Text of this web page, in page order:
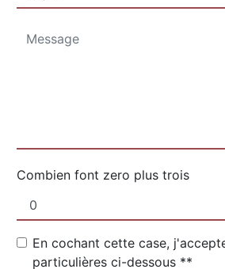
Combien font zero plus trois
En cochant cette case,
particulières ci-dessous **